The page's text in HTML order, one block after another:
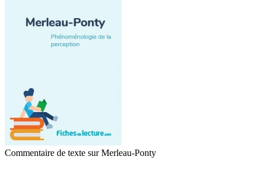
Commentaire de texte sur Merleau-Ponty